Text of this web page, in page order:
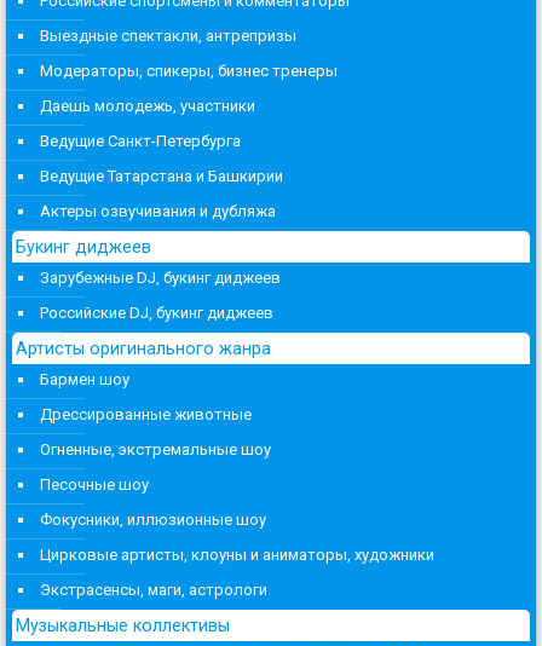
Выездные спектакли, антрепризы
Модераторы, спикеры, бизнес тренеры
Даешь молодежь, участники
Ведущие Санкт-Петербурга
Ведущие Татарстана и Башкирии
Актеры озвучивания и дубляжа
Букинг диджеев
Зарубежные DJ, букинг диджеев
Российские DJ, букинг диджеев
Артисты оригинального жанра
Бармен шоу
Дрессированные животные
Огненные, экстремальные шоу
Песочные шоу
Фокусники, иллюзионные шоу
Цирковые артисты, клоуны и аниматоры, художники
Экстрасенсы, маги, астрологи
Музыкальные коллективы